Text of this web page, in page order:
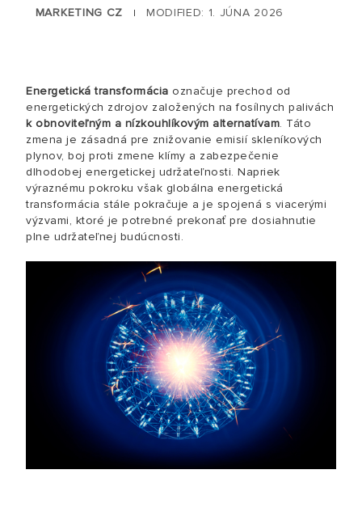
MARKETING CZ | MODIFIED: 1. JÚNA 2026
Energetická transformácia označuje prechod od
energetických zdrojov založených na fosílnych palivách
k obnoviteľným a nízkouhlíkovým alternatívam. Táto
zmena je zásadná pre znižovanie emisií skleníkových
plynov, boj proti zmene klímy a zabezpečenie
dlhodobej energetickej udržateľnosti. Napriek
výraznému pokroku však globálna energetická
transformácia stále pokračuje a je spojená s viacerými
výzvami, ktoré je potrebné prekonať pre dosiahnutie
plne udržateľnej budúcnosti.